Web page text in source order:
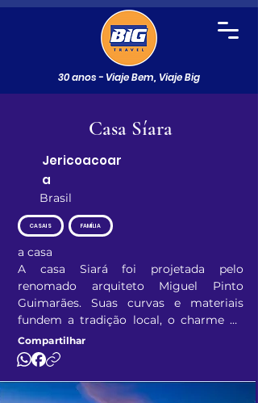
30 anos - Viaje Bem, Viaje Big
Casa Síara
Jericoacoar
a
Brasil
CASAIS FAMÍLIA
a casa
A casa Siará foi projetada pelo
renomado arquiteto Miguel Pinto
Guimarães. Suas curvas e materiais
fundem a tradição local, o charme da
brasilidade e o melhor da arquitetura
contemporânea, resultando em uma
experiência única.
Compartilhar